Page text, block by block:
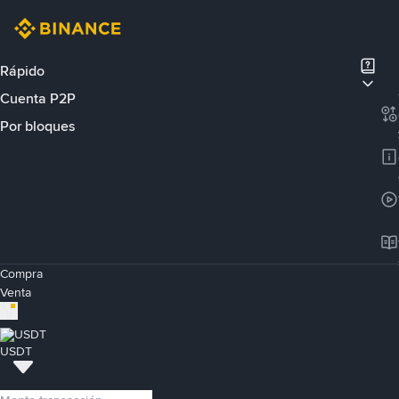
Rápido
Cuenta P2P
Por bloques
Compra
Venta
USDT